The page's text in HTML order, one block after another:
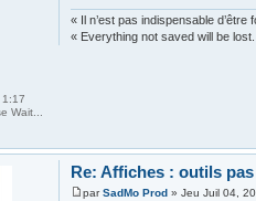
« Il n’est pas indispensable
« Everything not saved will be
Wait...
Re: Affiches : outils
parSadMo Prod» Jeu Juil 04,